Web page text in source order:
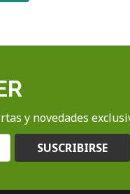
y novedades
SUSCRIBIRSE